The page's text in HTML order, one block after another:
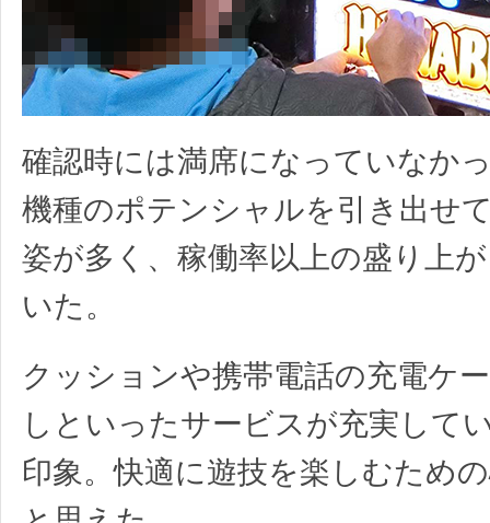
確認時には満席になっていなか
機種のポテンシャルを引き出せ
姿が多く、稼働率以上の盛り上
いた。
クッションや携帯電話の充電ケ
しといったサービスが充実して
印象。快適に遊技を楽しむため